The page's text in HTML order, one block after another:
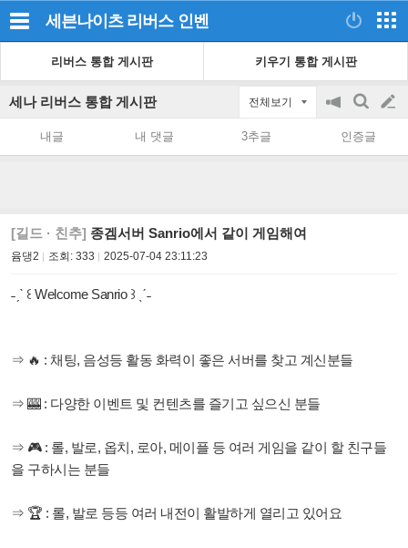
세븐나이츠 리버스 인벤
리버스 통합 게시판 키우기 통합 게시판
세나 리버스 통합 게시판 전체보기
공
on/off
검
색
글
쓰
내글 내 댓글 3추글 인증글
[길드 · 친추] 종겜서버 Sanrio에서 같이 게임해여
윰댕2 조회: 333 2025-07-04 23:11:23
˗ˏˋ ꒰ Welcome Sanrio ꒱ ˎˊ˗
⇒ 🔥 : 채팅, 음성등 활동 화력이 좋은 서버를 찾고 계신분들
⇒ 🎰 : 다양한 이벤트 및 컨텐츠를 즐기고 싶으신 분들
⇒ 🎮 : 롤, 발로, 옵치, 로아, 메이플 등 여러 게임을 같이 할 친구들
을 구하시는 분들
⇒ 🏆 : 롤, 발로 등등 여러 내전이 활발하게 열리고 있어요